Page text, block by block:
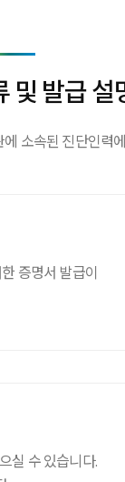
및 발급 설
소속된 진단인력
증명서 발급이
실 수 있습니다.